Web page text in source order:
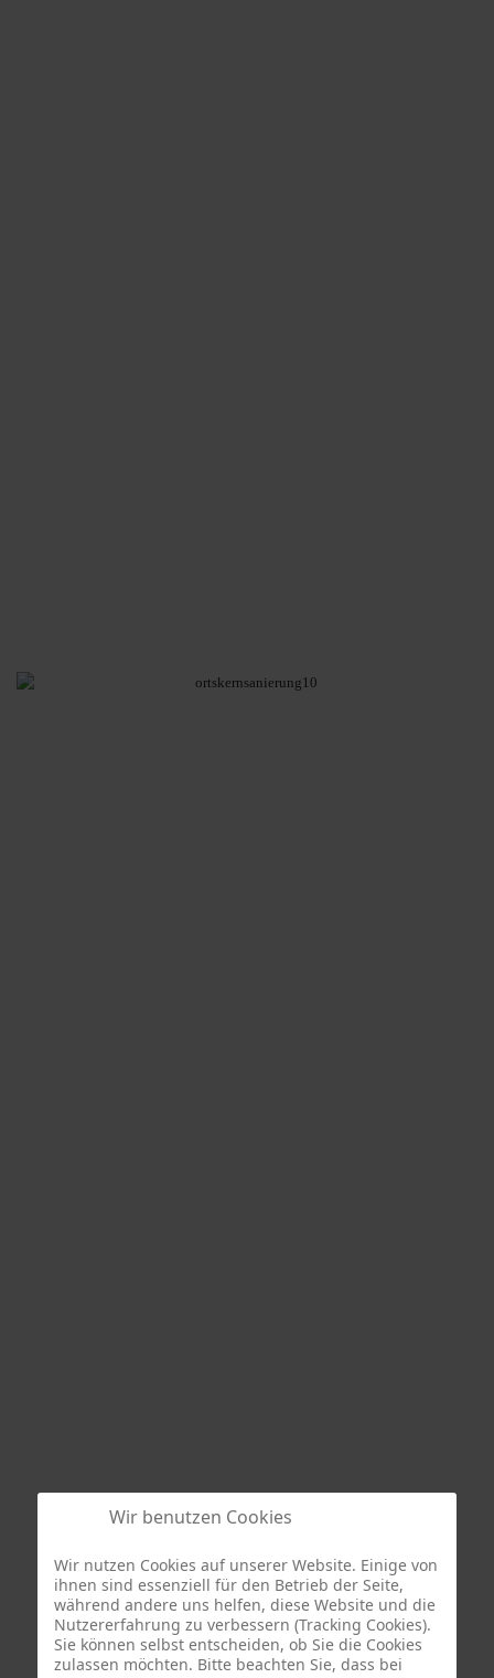
Wir benutzen Cookies
Wir nutzen Cookies auf unserer Website. Einige von
ihnen sind essenziell für den Betrieb der Seite,
während andere uns helfen, diese Website und die
Nutzererfahrung zu verbessern (Tracking Cookies).
Sie können selbst entscheiden, ob Sie die Cookies
zulassen möchten. Bitte beachten Sie, dass bei